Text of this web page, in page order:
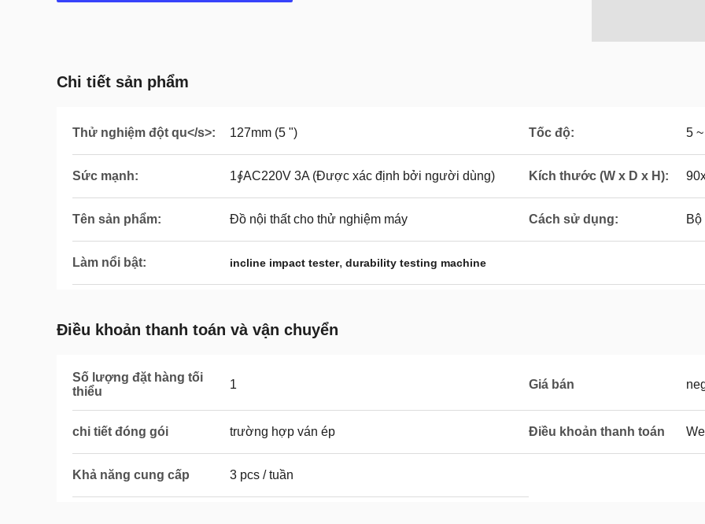
Chi tiết sản phẩm
Thử nghiệm đột qu</s>: 127mm (5 ") Tốc độ: 5
Sức mạnh: 1∮AC220V 3A (Được xác định bởi người dùng) Kích thước (W x D x H):
Tên sản phẩm: Đồ nội thất cho thử nghiệm máy Cách sử dụng:
Làm nổi bật: incline impact tester, durability testing machine
Điều khoản thanh toán và vận chuyển
Số lượng đặt hàng tối
thiểu
1 Giá bán
chi tiết đóng gói trường hợp ván ép Điều khoản thanh toán
Khả năng cung cấp 3 pcs / tuần